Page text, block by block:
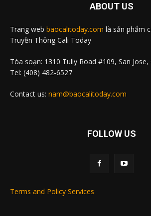
ABOUT US
Trang web baocalitoday.com là sản phẩm
Truyền Thông Cali Today
Tòa soạn: 1310 Tully Road #109, San Jose,
Tel: (408) 482-6527
Contact us: nam@baocalitoday.com
FOLLOW US
Terms and Policy Services